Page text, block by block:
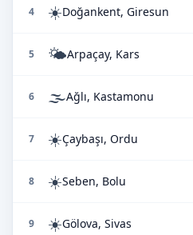
4 ☀️Doğankent, Giresun
5 🌤️Arpaçay, Kars
6 🌫️Ağlı, Kastamonu
7 ☀️Çaybaşı, Ordu
8 ☀️Seben, Bolu
9 ☀️Gölova, Sivas